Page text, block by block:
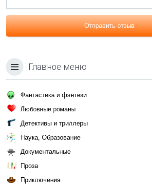
Отправить отзыв
Главное меню
Фантастика и фэнтези
Любовные романы
Детективы и триллеры
Наука, Образование
Документальные
Проза
Приключения